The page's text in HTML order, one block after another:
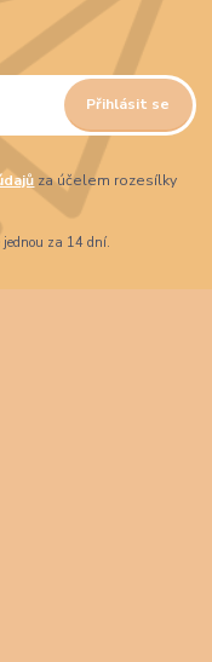
Přihlásit se
za účelem rozesílky
za 14 dní.